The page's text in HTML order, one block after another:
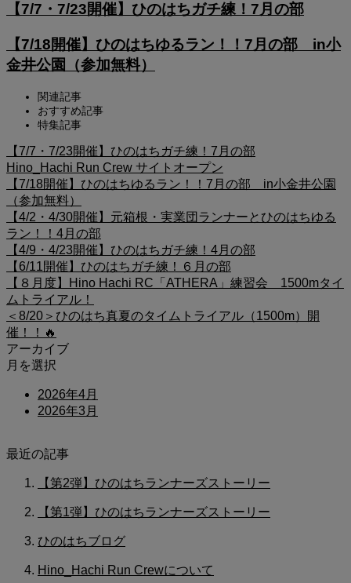
【7/7・7/23開催】ひのはちガチ練！7月の部
【7/18開催】ひのはちゆるラン！！7月の部 in小
金井公園（参加無料）
関連記事
おすすめ記事
特集記事
【7/7・7/23開催】ひのはちガチ練！7月の部
Hino_Hachi Run Crew サイトオープン
【7/18開催】ひのはちゆるラン！！7月の部 in小金井公園
（参加無料）
【4/2・4/30開催】元箱根・実業団ランナーとひのはちゆる
ラン！！4月の部
【4/9・4/23開催】ひのはちガチ練！4月の部
【6/11開催】ひのはちガチ練！６月の部
【８月度】Hino Hachi RC「ATHERA」練習会 1500mタイ
ムトライアル！
＜8/20＞ひのはち真夏のタイムトライアル（1500m）開
催！！🔥
アーカイブ
月を選択
2026年4月
2026年3月
最近の記事
【第2弾】ひのはちランナーズストーリー
【第1弾】ひのはちランナーズストーリー
ひのはちブログ
Hino_Hachi Run Crewについて